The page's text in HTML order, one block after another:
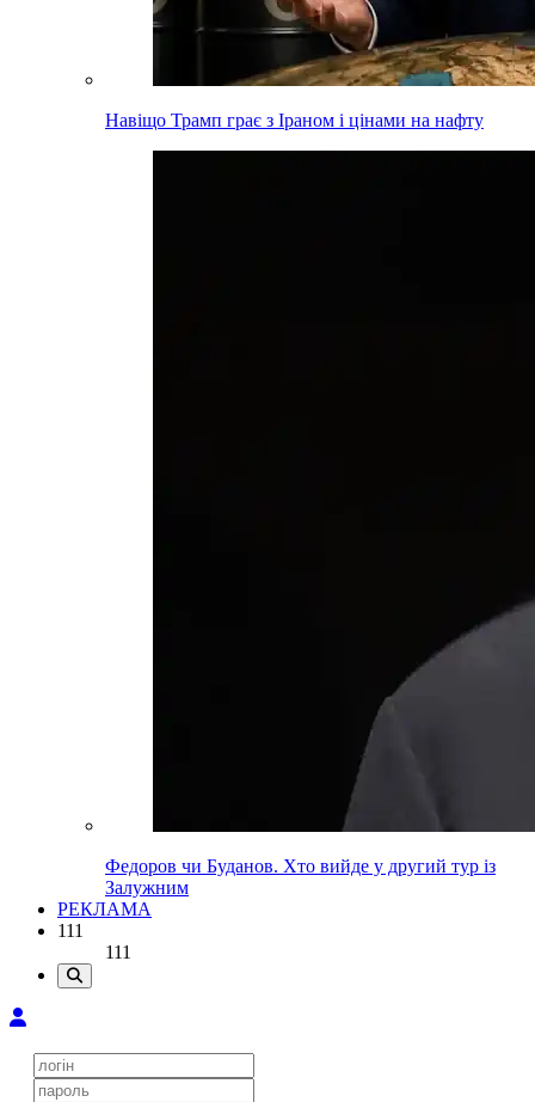
Навіщо Трамп грає з Іраном і цінами на нафту
Федоров чи Буданов. Хто вийде у другий тур із
Залужним
РЕКЛАМА
111
111